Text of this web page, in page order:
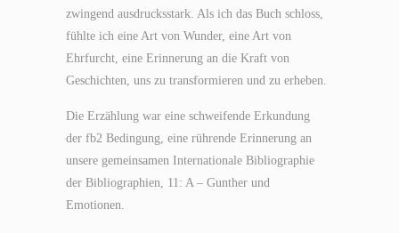
zwingend ausdrucksstark. Als ich das Buch schloss,
fühlte ich eine Art von Wunder, eine Art von
Ehrfurcht, eine Erinnerung an die Kraft von
Geschichten, uns zu transformieren und zu erheben.
Die Erzählung war eine schweifende Erkundung
der fb2 Bedingung, eine rührende Erinnerung an
unsere gemeinsamen Internationale Bibliographie
der Bibliographien, 11: A – Gunther und
Emotionen.